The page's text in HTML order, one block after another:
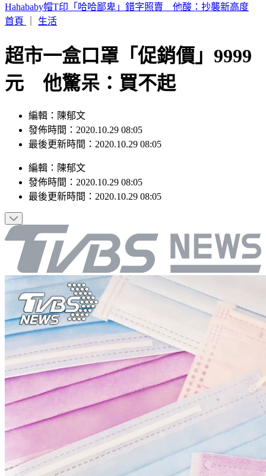
本週蛋價漲3元！雞蛋產量減+颱風預期因素 批發價49元
首頁
生活
超市一盒口罩「促銷價」9999
元 他驚呆：買不起
編輯：陳郁文
發佈時間：2020.10.29 08:05
最後更新時間：2020.10.29 08:05
編輯 ： 陳郁文
發佈時間： 2020.10.29 08:05
最後更新時間： 2020.10.29 08:05